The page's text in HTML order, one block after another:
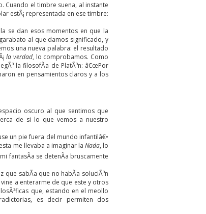
Cuando el timbre suena, al instante
estÃ¡ representada en ese timbre:
se dan esos momentos en que la
al que damos significado, y
una nueva palabra: el resultado
la verdad, lo comprobamos. Como
la filosofÃ­a de PlatÃ³n: â€œPor
en pensamientos claros y a los
oscuro al que sentimos que
de si lo que vemos a nuestro
un pie fuera del mundo infantilâ€•
me llevaba a imaginar la Nada, lo
fantasÃ­a se detenÃ­a bruscamente
que sabÃ­a que no habÃ­a soluciÃ³n
a enterarme de que este y otros
que, estando en el meollo
es decir permiten dos